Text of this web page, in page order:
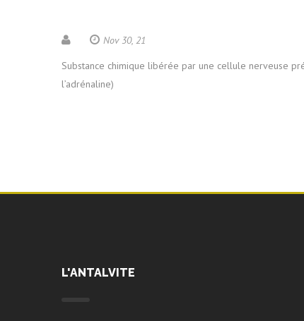
Nov 30, 21
Substance chimique libérée par une cellule nerveuse
l’adrénaline)
L'ANTALVITE